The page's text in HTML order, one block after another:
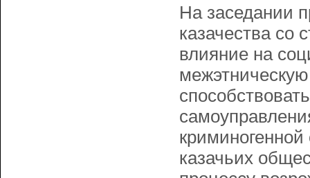
На заседании
казачества со
влияние на
казачьих